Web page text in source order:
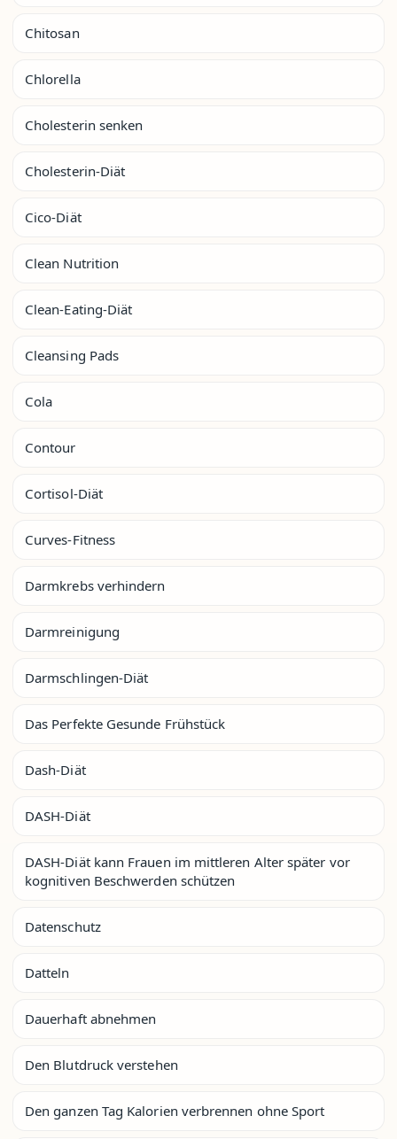
Chitosan
Chlorella
Cholesterin senken
Cholesterin-Diät
Cico-Diät
Clean Nutrition
Clean-Eating-Diät
Cleansing Pads
Cola
Contour
Cortisol-Diät
Curves-Fitness
Darmkrebs verhindern
Darmreinigung
Darmschlingen-Diät
Das Perfekte Gesunde Frühstück
Dash-Diät
DASH-Diät
DASH-Diät kann Frauen im mittleren Alter später vor
kognitiven Beschwerden schützen
Datenschutz
Datteln
Dauerhaft abnehmen
Den Blutdruck verstehen
Den ganzen Tag Kalorien verbrennen ohne Sport